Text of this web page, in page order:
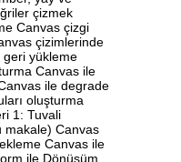
çizmek
Canvas çizgi
çizimlerinde
yükleme
Canvas ile
ile degrade
oluşturma
1: Tuvali
makale) Canvas
Canvas ile
ile Dönüşüm